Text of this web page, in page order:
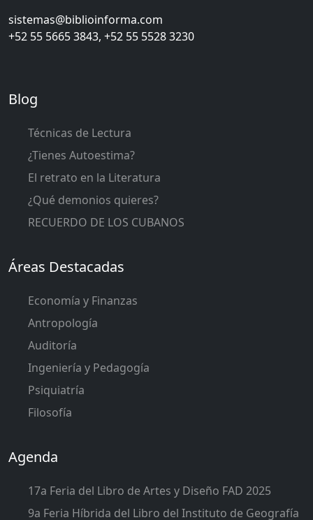
sistemas@biblioinforma.com
+52 55 5665 3843, +52 55 5528 3230
Blog
Técnicas de Lectura
¿Tienes Autoestima?
El retrato en la Literatura
¿Qué demonios quieres?
RECUERDO DE LOS CUBANOS
Áreas Destacadas
Economía y Finanzas
Antropología
Auditoría
Ingeniería y Pedagogía
Psiquiatría
Filosofía
Agenda
17a Feria del Libro de Artes y Diseño FAD 2025
9a Feria Híbrida del Libro del Instituto de Geografía